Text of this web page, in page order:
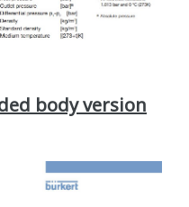
body version